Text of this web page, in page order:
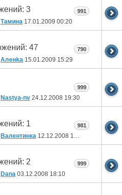
Тамина 17.01.2009 00:20
991
Аленka 15.01.2009 15:29
790
Nastya-nv 24.12.2008 19:30
999
Валентинка 12.12.2008 13:24
981
Dana 03.12.2008 18:10
999